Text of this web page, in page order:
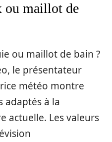
ou maillot de
ou maillot de bain ?
le présentateur
météo montre
adaptés à la
actuelle. Les valeurs